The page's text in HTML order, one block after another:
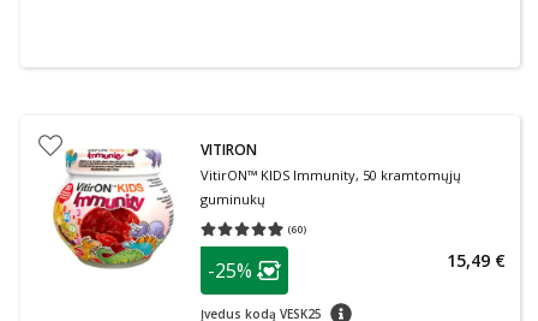
VITIRON
VitirON™ KIDS Immunity, 50 kramtomųjų
guminukų
(60)
Vidutinis įvertinimas 4.98
patarimas
Lojalumo klubo narių nuolaida
-25%
Įvedus kodą VESK25 patarimas
15,49 €